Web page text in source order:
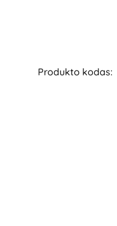
Produkto kodas: